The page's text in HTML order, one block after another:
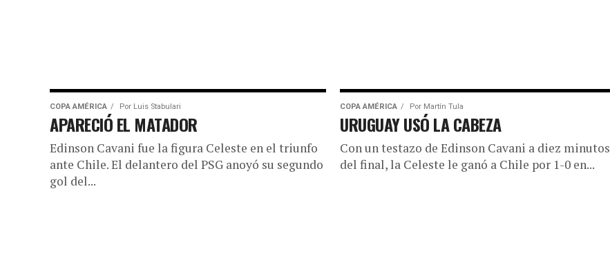
COPA AMÉRICA Por Luis Stabulari
APARECIÓ EL MATADOR
Edinson Cavani fue la figura Celeste en el triunfo
ante Chile. El delantero del PSG anoyó su segundo
gol del...
COPA AMÉRICA Por Martín Tula
URUGUAY USÓ LA CABEZA
Con un testazo de Edinson Cavani a diez minutos
del final, la Celeste le ganó a Chile por 1-0 en...